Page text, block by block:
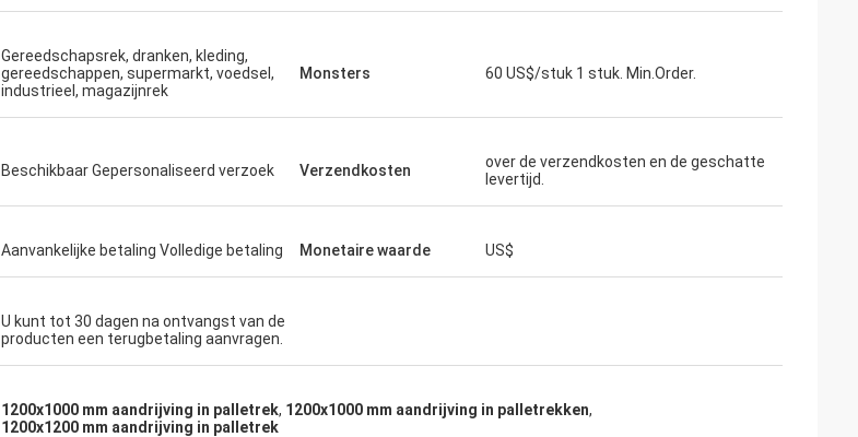
Gereedschapsrek, dranken, kleding,
gereedschappen, supermarkt, voedsel,
industrieel, magazijnrek
Monsters 60 US$/stuk 1 stuk. Min.Order.
Beschikbaar Gepersonaliseerd verzoek Verzendkosten
over de verzendkosten en de geschatte
levertijd.
Aanvankelijke betaling Volledige betaling Monetaire waarde US$
U kunt tot 30 dagen na ontvangst van de
producten een terugbetaling aanvragen.
1200x1000 mm aandrijving in palletrek, 1200x1000 mm aandrijving in palletrekken,
1200x1200 mm aandrijving in palletrek